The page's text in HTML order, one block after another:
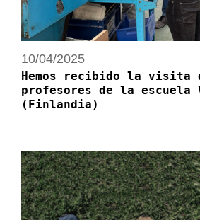
10/04/2025
Hemos recibido la visita
profesores de la escuela
(Finlandia)